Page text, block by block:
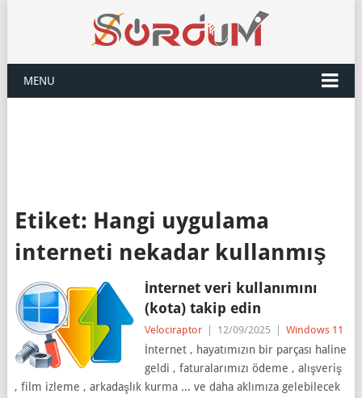
MENU
Etiket: Hangi uygulama
interneti nekadar kullanmış
İnternet veri kullanımını
(kota) takip edin
Velociraptor 12/09/2025 Windows 11
İnternet , hayatımızın bir parçası haline
geldi , faturalarımızı ödeme , alışveriş
, film izleme , arkadaşlık kurma ... ve daha aklımıza gelebilecek